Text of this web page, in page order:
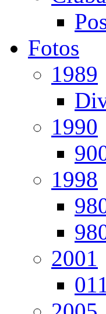
Fotos
1989
1990
1998
2001